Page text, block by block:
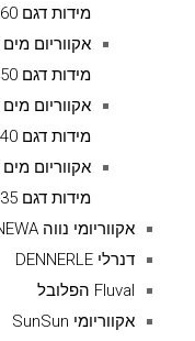
מידות דגם AM 60
מידות דגם AM 50
מידות דגם AM 40
מידות דגם AM 35
אקווריומי נווה NEWA
דנרלי DENNERLE
Fluval הפלובל
אקווריומי SunSun